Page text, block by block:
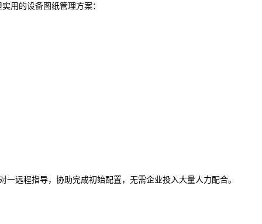
用的设备图纸管理方案：
远程指导，协助完成初始配置，无需企业投入大量人力配合。